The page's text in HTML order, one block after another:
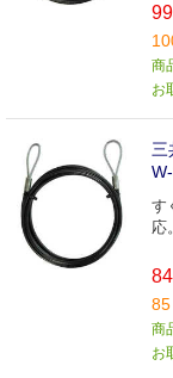
商
お
三
す
応。
85
商
お